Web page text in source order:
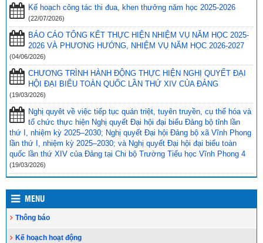
Vĩnh Thuận sẵn sàng cho năm học mới 2023-2024
Tổng kết năm học 2022-2023 và triển khai phương hướng, nhiệm
vụ trọng tâm năm học 2023-2024(30/08/2023)
Trao 20 suất quà cho học sinh có hoàn cảnh khó khăn trước thềm
năm học mới(25/08/2023)
Toà án nhân dân tỉnh Kiên Giang tặng Quỹ khuyến học huyện Vĩnh
Thuận trước thềm năm học 2023-2024 (15/08/2023)
Đẩy nhanh tiến độ thi công “Công trình xây nhà khuyến học năm
2023” tặng học sinh nghèo vượt khó học giỏi hiện chưa có nhà
ở(10/08/2023)
Kế hoạch công tác thi đua, khen thưởng năm học 2025-2026
(22/07/2026)
BÁO CÁO TỔNG KẾT THỰC HIỆN NHIỆM VỤ NĂM HỌC 2025-
2026 VÀ PHƯƠNG HƯỚNG, NHIỆM VỤ NĂM HỌC 2026-2027
(04/06/2026)
CHƯƠNG TRÌNH HÀNH ĐỘNG THỰC HIỆN NGHỊ QUYẾT ĐẠI
HỘI ĐẠI BIỂU TOÀN QUỐC LẦN THỨ XIV CỦA ĐẢNG
(19/03/2026)
Nghị quyêt về việc tiếp tục quán triệt, tuyên truyền, cụ thể hóa và
tổ chức thực hiện Nghị quyết Đại hội đại biểu Đảng bộ tỉnh lần
thứ I, nhiệm kỳ 2025–2030; Nghị quyết Đại hội Đảng bộ xã Vĩnh Phong
lần thứ I, nhiệm kỳ 2025–2030; và Nghị quyết Đại hội đại biểu toàn
quốc lần thứ XIV của Đảng tại Chi bộ Trường Tiểu học Vĩnh Phong 4
(19/03/2026)
MENU
Thông báo
Kế hoạch hoạt động